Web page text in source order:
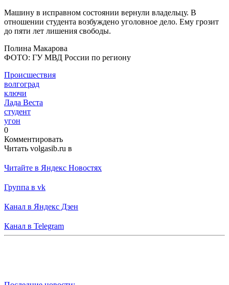
Машину в исправном состоянии вернули владельцу. В
отношении студента возбуждено уголовное дело. Ему грозит
до пяти лет лишения свободы.
Полина Макарова
ФОТО: ГУ МВД России по региону
Происшествия
волгоград
ключи
Лада Веста
студент
угон
0
Комментировать
Читать volgasib.ru в
Читайте в Яндекс Новостях
Группа в vk
Канал в Яндекс Дзен
Канал в Telegram